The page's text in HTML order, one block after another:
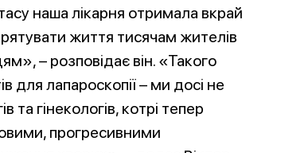
наша лікарня отримала вкрай
життя тисячам жителів
– розповідає він. «Такого
для лапароскопії – ми досі не
гінекологів, котрі тепер
прогресивними